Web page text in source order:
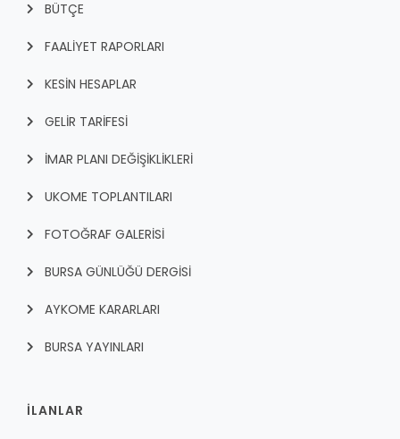
BÜTÇE
FAALİYET RAPORLARI
KESİN HESAPLAR
GELİR TARİFESİ
İMAR PLANI DEĞİŞİKLİKLERİ
UKOME TOPLANTILARI
FOTOĞRAF GALERİSİ
BURSA GÜNLÜĞÜ DERGİSİ
AYKOME KARARLARI
BURSA YAYINLARI
İLANLAR